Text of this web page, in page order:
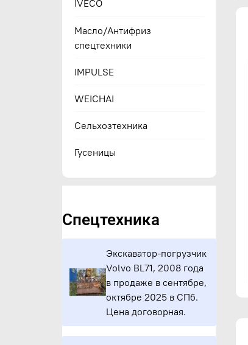
IVECO
Масло/Антифриз
спецтехники
IMPULSE
WEICHAI
Сельхозтехника
Гусеницы
Спецтехника
Экскаватор-погрузчик
Volvo BL71, 2008 года
в продаже в сентябре,
октябре 2025 в СПб.
Цена договорная.